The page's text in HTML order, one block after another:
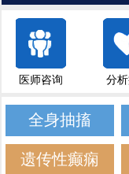
医师咨询 分
全身抽搐
遗传性癫痫